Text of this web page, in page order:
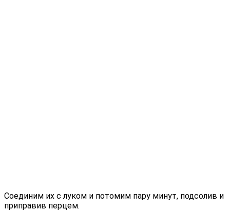
Соединим их с луком и потомим пару минут, подсолив и
приправив перцем.